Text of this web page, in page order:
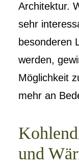
Architektur.
sehr
besonderen
werden,
Möglichkeit
mehr an
und